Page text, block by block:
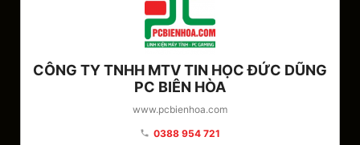
CÔNG TY TNHH MTV TIN HỌC ĐỨC DŨNG
PC BIÊN HÒA
www.pcbienhoa.com
phone 0388 954 721